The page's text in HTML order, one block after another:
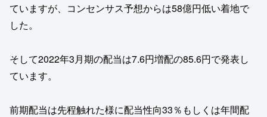
ていますが、コンセンサス予想からは58億円低い着地で
した。
そして2022年3月期の配当は7.6円増配の85.6円で発表し
ています。
前期配当は先程触れた様に配当性向33％もしくは年間配